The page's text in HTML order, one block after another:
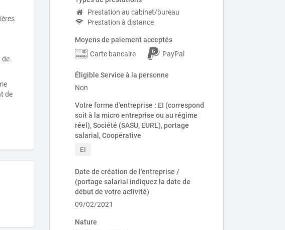
Prestation au cabinet/bureau
Prestation à distance
Moyens de paiement acceptés
Carte bancaire
PayPal
Éligible Service à la personne
Non
Votre forme d'entreprise : EI (correspond
soit à la micro entreprise ou au régime
réel), Société (SASU, EURL), portage
salarial, Coopérative
EI
Date de création de l'entreprise /
(portage salarial indiquez la date de
début de votre activité)
09/02/2021
Nature
de
de